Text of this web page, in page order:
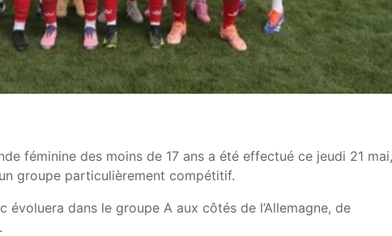
féminine des moins de 17 ans a été effectué ce jeudi 21 mai,
groupe particulièrement compétitif.
dans le groupe A aux côtés de l’Allemagne, de